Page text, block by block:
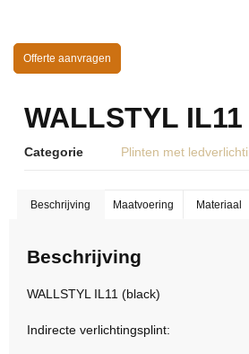
Offerte aanvragen
WALLSTYL
Categorie Plinten met
Beschrijving Maatvoering Materiaal
Beschrijving
WALLSTYL IL11 (black)
Indirecte verlichtingsplint: